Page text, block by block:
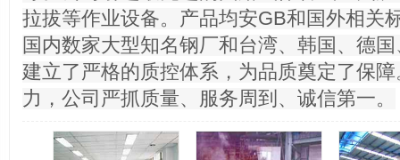
拉拔等作业设备。产品均安GB和国外相关
国内数家大型知名钢厂和台湾、韩国、德
建立了严格的质控体系，为品质奠定了保
力，公司严抓质量、服务周到、诚信第一。